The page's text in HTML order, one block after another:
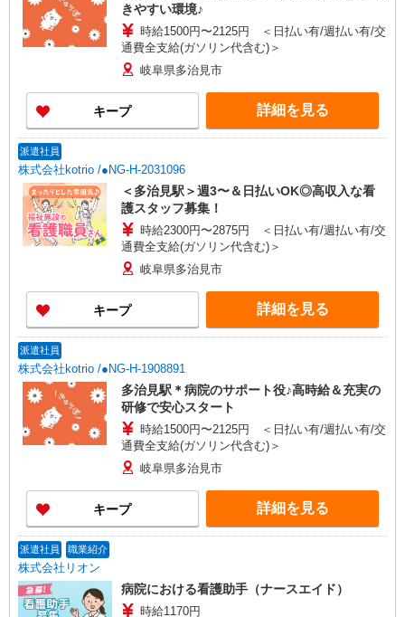
きやすい環境♪
時給1500円〜2125円 ＜日払い有/週払い有/交
通費全支給(ガソリン代含む)＞
岐阜県多治見市
キープ 詳細を見る
派遣社員
株式会社kotrio /●NG-H-2031096
＜多治見駅＞週3〜＆日払いOK◎高収入な看
護スタッフ募集！
時給2300円〜2875円 ＜日払い有/週払い有/交
通費全支給(ガソリン代含む)＞
岐阜県多治見市
キープ 詳細を見る
派遣社員
株式会社kotrio /●NG-H-1908891
多治見駅＊病院のサポート役♪高時給＆充実の
研修で安心スタート
時給1500円〜2125円 ＜日払い有/週払い有/交
通費全支給(ガソリン代含む)＞
岐阜県多治見市
キープ 詳細を見る
派遣社員 職業紹介
株式会社リオン
病院における看護助手（ナースエイド）
時給1170円